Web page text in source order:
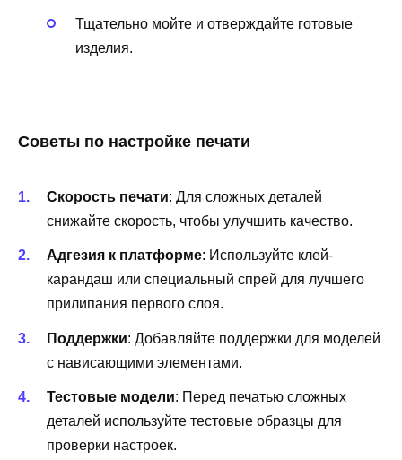
Тщательно мойте и отверждайте готовые
изделия.
Советы по настройке печати
Скорость печати: Для сложных деталей
снижайте скорость, чтобы улучшить качество.
Адгезия к платформе: Используйте клей-
карандаш или специальный спрей для лучшего
прилипания первого слоя.
Поддержки: Добавляйте поддержки для моделей
с нависающими элементами.
Тестовые модели: Перед печатью сложных
деталей используйте тестовые образцы для
проверки настроек.